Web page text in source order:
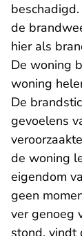
de
hier als
De woning
woning
De
gevoelens
de woning
eigendom
geen
ver genoeg
stond, vindt